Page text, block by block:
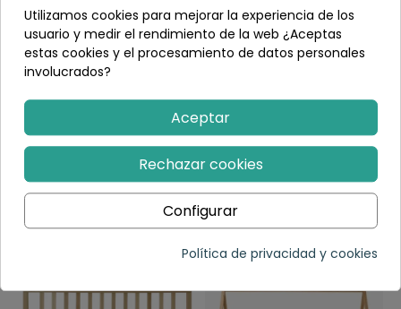
bebé.
Complemento ideal para crear unespacio
montessorien tu hogar.
¡Elige el colchón de cuna MOBO y bríndale a tu bebé el
descanso que se merece! 🌙💤✨
Detalles del producto
PRODUCTOS RECOMENDADOS
Utilizamos cookies para mejorar la experiencia de los
usuario y medir el rendimiento de la web ¿Aceptas
estas cookies y el procesamiento de datos personales
involucrados?
Aceptar
Rechazar cookies
Configurar
Política de privacidad y cookies